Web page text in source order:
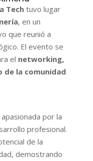
Techtuvo lugar
, en un
que reunió a
El evento se
el networking,
de la comunidad
por la
profesional.
de la
demostrando